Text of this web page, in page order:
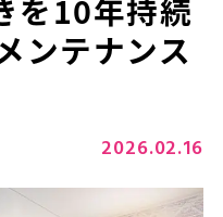
を10年持続
ンテナンス
2026.02.16